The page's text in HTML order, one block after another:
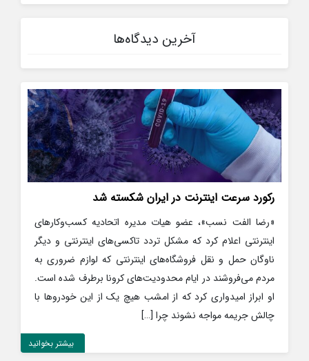
آخرین دیدگاه‌ها
رکورد سرعت اینترنت در ایران شکسته شد
«رضا الفت نسب»، عضو هیات مدیره اتحادیه کسب‌وکارهای
اینترنتی اعلام کرد که مشکل تردد تاکسی‌های اینترنتی و دیگر
ناوگان حمل و نقل فروشگاه‌های اینترنتی که لوازم ضروری به
مردم می‌فروشند در ایام محدودیت‌های کرونا برطرف شده است.
او ابراز امیدواری کرد که از امشب هیچ یک از این خودروها با
چالش جریمه مواجه نشوند چرا […]
بیشتر بخوانید